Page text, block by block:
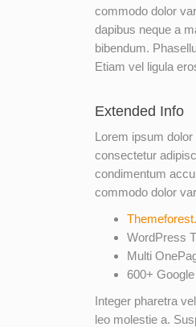
commodo dolor
dapibus neque a
bibendum.
Etiam vel ligula
Extended Info
Lorem ipsum dolor
consectetur
condimentum
commodo dolor
WordPress
Multi
600+
Integer pharetra
leo molestie a.